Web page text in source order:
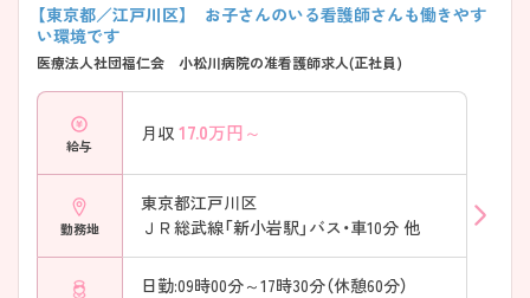
【東京都／江戸川区】 お子さんのいる看護師さんも働きやす
い環境です
医療法人社団福仁会 小松川病院の准看護師求人(正社員)
給与
月収 17.0万円～
勤務地
東京都江戸川区
ＪＲ総武線「新小岩駅」バス・車10分 他
日勤:09時00分～17時30分（休憩60分）